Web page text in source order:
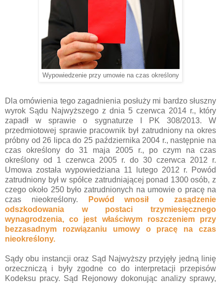
Wypowiedzenie przy umowie na czas określony
Dla omówienia tego zagadnienia posłuży mi bardzo słuszny
wyrok Sądu Najwyższego z dnia 5 czerwca 2014 r., który
zapadł w sprawie o sygnaturze I PK 308/2013. W
przedmiotowej sprawie pracownik był zatrudniony na okres
próbny od 26 lipca do 25 października 2004 r., następnie na
czas określony do 31 maja 2005 r., po czym na czas
określony od 1 czerwca 2005 r. do 30 czerwca 2012 r.
Umowa została wypowiedziana 11 lutego 2012 r. Powód
zatrudniony był w spółce zatrudniającej ponad 1300 osób, z
czego około 250 było zatrudnionych na umowie o pracę na
czas nieokreślony.
Powód wnosił o zasądzenie
odszkodowania w postaci trzymiesięcznego
wynagrodzenia, co jest właściwym roszczeniem przy
bezzasadnym rozwiązaniu umowy o pracę na czas
nieokreślony.
Sądy obu instancji oraz Sąd Najwyższy przyjęły jedną linię
orzeczniczą i były zgodne co do interpretacji przepisów
Kodeksu pracy. Sąd Rejonowy dokonując analizy sprawy,